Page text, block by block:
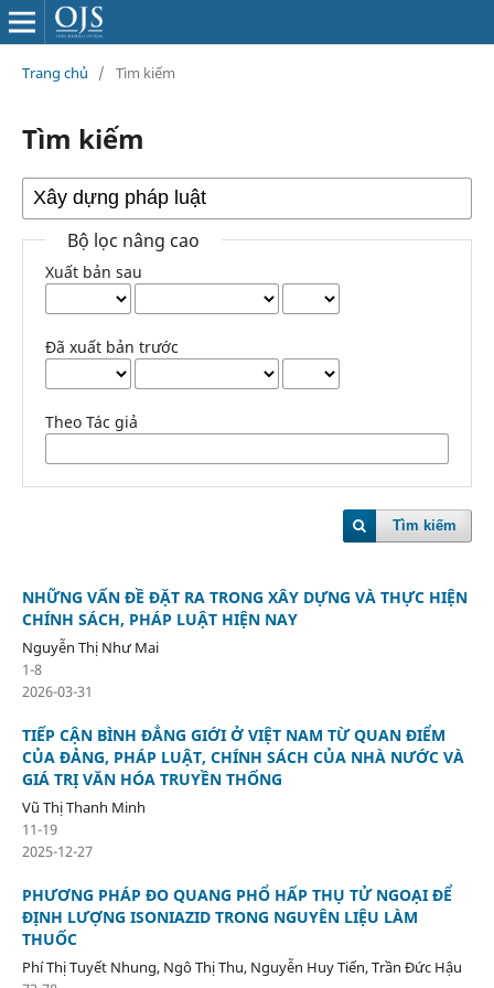
Trang chủ / Tìm kiếm
Tìm kiếm
Bộ lọc nâng cao
Xuất bản sau
Đã xuất bản trước
Theo Tác giả
Tìm kiếm
NHỮNG VẤN ĐỀ ĐẶT RA TRONG XÂY DỰNG VÀ THỰC HIỆN
CHÍNH SÁCH, PHÁP LUẬT HIỆN NAY
Nguyễn Thị Như Mai
1-8
2026-03-31
TIẾP CẬN BÌNH ĐẲNG GIỚI Ở VIỆT NAM TỪ QUAN ĐIỂM
CỦA ĐẢNG, PHÁP LUẬT, CHÍNH SÁCH CỦA NHÀ NƯỚC VÀ
GIÁ TRỊ VĂN HÓA TRUYỀN THỐNG
Vũ Thị Thanh Minh
11-19
2025-12-27
PHƯƠNG PHÁP ĐO QUANG PHỔ HẤP THỤ TỬ NGOẠI ĐỂ
ĐỊNH LƯỢNG ISONIAZID TRONG NGUYÊN LIỆU LÀM
THUỐC
Phí Thị Tuyết Nhung, Ngô Thị Thu, Nguyễn Huy Tiến, Trần Đức Hậu